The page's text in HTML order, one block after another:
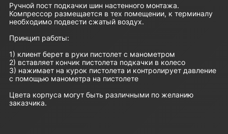
Ручной пост подкачки шин настенного монтажа.
Компрессор размещается в тех помещении, к терминалу
необходимо подвести сжатый воздух.
Принцип работы:
1) клиент берет в руки пистолет с манометром
2) вставляет кончик пистолета подкачки в колесо
3) нажимает на курок пистолета и контролирует давление
с помощью манометра на пистолете
Цвета корпуса могут быть различными по желанию
заказчика.